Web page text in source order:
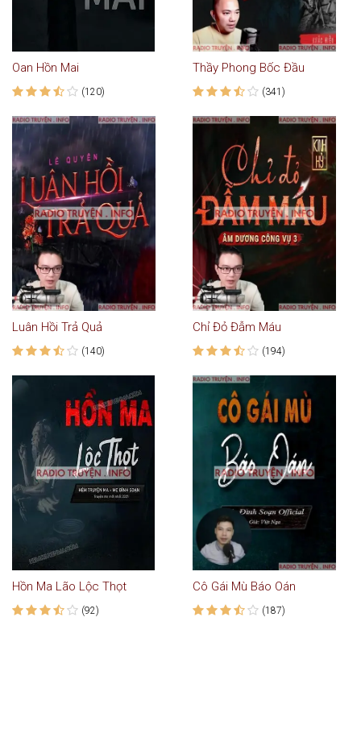
Oan Hồn Mai
(120)
Thầy Phong Bốc Đầu
(341)
Luân Hồi Trả Quả
(140)
Chỉ Đỏ Đẫm Máu
(194)
Hồn Ma Lão Lộc Thọt
(92)
Cô Gái Mù Báo Oán
(187)